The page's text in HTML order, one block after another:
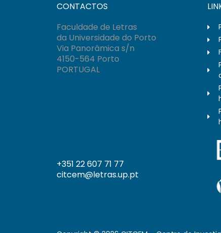
CONTACTOS
Faculdade de Letras
da Universidade do Porto
Via Panorâmica s/n
4150-564 Porto
PORTUGAL
+351 22 607 71 77
citcem@letras.up.pt